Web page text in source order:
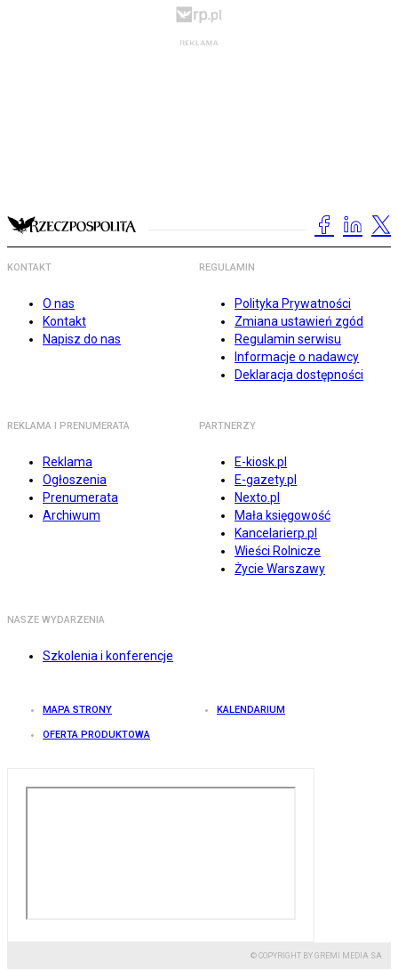
KONTAKT
O nas
Kontakt
Napisz do nas
REGULAMIN
Polityka Prywatności
Zmiana ustawień zgód
Regulamin serwisu
Informacje o nadawcy
Deklaracja dostępności
REKLAMA I PRENUMERATA
Reklama
Ogłoszenia
Prenumerata
Archiwum
PARTNERZY
E-kiosk.pl
E-gazety.pl
Nexto.pl
Mała księgowość
Kancelarierp.pl
Wieści Rolnicze
Życie Warszawy
NASZE WYDARZENIA
Szkolenia i konferencje
MAPA STRONY KALENDARIUM
OFERTA PRODUKTOWA
© COPYRIGHT BY GREMI MEDIA SA